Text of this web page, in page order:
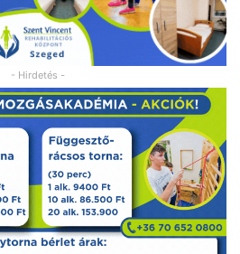
- Hirdetés -